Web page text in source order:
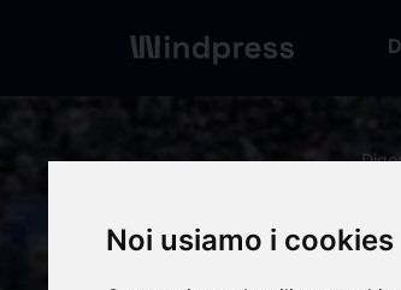
Noi usiamo i cookies
calendar_today